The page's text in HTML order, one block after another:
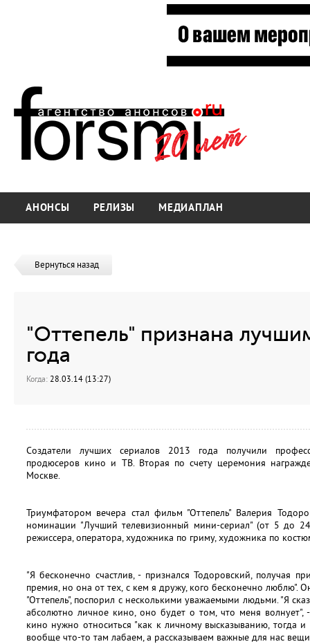
АНОНСЫ РЕЛИЗЫ МЕДИАПЛАН
Вернуться назад
"Оттепель" признана
года
Когда: 28.03.14 (13:27)
Создатели лучших сериалов 2013 года получили
продюсеров кино и ТВ. Вторая по счету церемония
Москве.
Триумфатором вечера стал фильм "Оттепель" Валерия
номинации "Лучший телевизионный мини-сериал" (от 5 до
режиссера, оператора, художника по гриму, художника по
"Я бесконечно счастлив, - признался Тодоровский, получая
премия, но она от тех, с кем я дружу, кого бесконечно люблю".
"Оттепель", поспорил с несколькими уважаемыми людьми. "Я
абсолютно личное кино, оно будет о том, что меня волнует",
кино нужно относиться "как к личному высказыванию, тогда и
вообще что-то там лабаем, а рассказываем важные для нас